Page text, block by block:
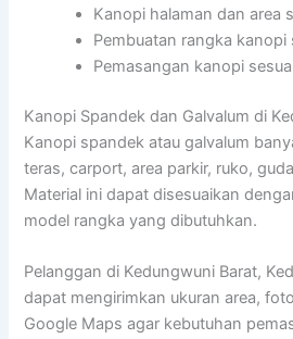
Kanopi halaman dan area
Pembuatan rangka kanopi
Pemasangan kanopi
Kanopi Spandek dan Galvalum di
Kanopi spandek atau galvalum
teras, carport, area parkir, ruko,
Material ini dapat disesuaikan
model rangka yang dibutuhkan.
Pelanggan di Kedungwuni Barat,
dapat mengirimkan ukuran area,
Google Maps agar kebutuhan